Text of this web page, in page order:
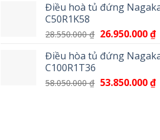
là:
Điều hoà tủ đứng
C50R1K58
28.550.000₫ Giá
là:
26.950.000₫
Điều hòa tủ đứng
C100R1T36
58.050.000₫ Giá
53.850.000₫